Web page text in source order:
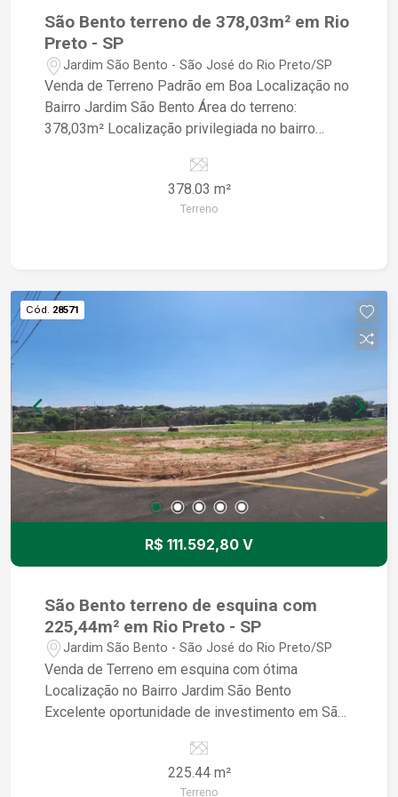
São Bento terreno de 378,03m² em Rio
Preto - SP
Jardim São Bento - São José do Rio Preto/SP
Venda de Terreno Padrão em Boa Localização no
Bairro Jardim São Bento Área do terreno:
378,03m² Localização privilegiada no bairro
construir a casa dos seus sonhos Ideal para
quem busca tranquilidade e qualidade de vida O
terreno está localizado em uma região valorizada,
378.03 m²
Terreno
Cód. 28571
R$ 111.592,80 V
São Bento terreno de esquina com
225,44m² em Rio Preto - SP
Jardim São Bento - São José do Rio Preto/SP
Venda de Terreno em esquina com ótima
Localização no Bairro Jardim São Bento
Excelente oportunidade de investimento em São
Localização privilegiada no bairro Jardim São
Bento Terreno padrão, pronto para construir a
225.44 m²
Terreno